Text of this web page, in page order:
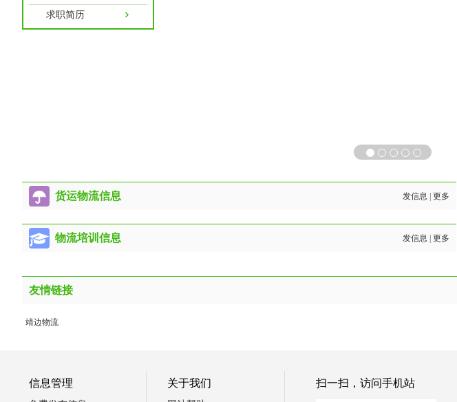
求职简历
货运物流信息 发信息 更多
物流培训信息 发信息 更多
友情链接
靖边物流
信息管理 关于我们 扫一扫，访问手机站